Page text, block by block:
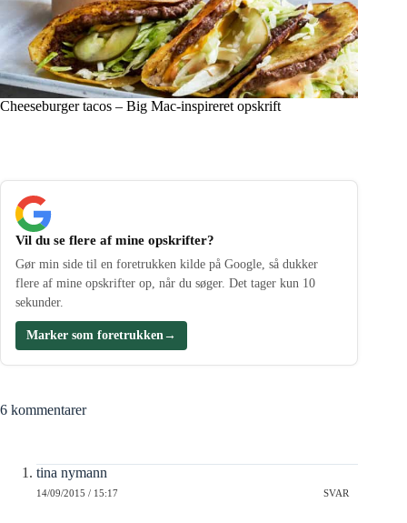
Cheeseburger tacos – Big Mac-inspireret opskrift
Vil du se flere af mine opskrifter?
Gør min side til en foretrukken kilde på Google, så dukker
flere af mine opskrifter op, når du søger. Det tager kun 10
sekunder.
Marker som foretrukken→
6 kommentarer
tina nymann
14/09/2015 / 15:17 SVAR